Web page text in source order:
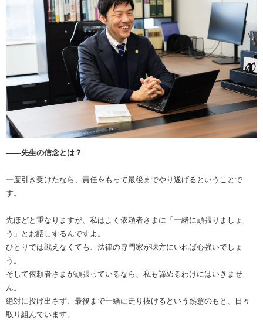
――先生の信念とは？
一度引き受けたなら、責任をもって最後までやり遂げるということで
す。
先ほどと重なりますが、私はよく依頼者さまに「一緒に頑張りましょ
う」とお話しするんですよ。
ひとりでは戦えなくても、法律の専門家が味方にいれば心強いでしょ
う。
そして依頼者さまが頑張っているなら、私も諦めるわけにはいきませ
ん。
絶対に投げ出さず、最後まで一緒に走り抜けるという熱意のもと、日々
取り組んでいます。